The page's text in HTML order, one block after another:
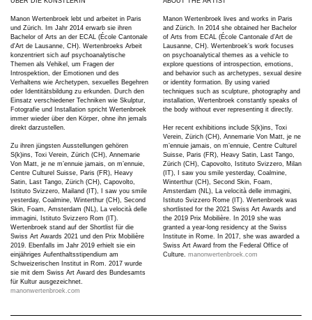
Manon Wertenbroek lebt und arbeitet in Paris
und Zürich. Im Jahr 2014 erwarb sie ihren
Bachelor of Arts an der ECAL (École Cantonale
d'Art de Lausanne, CH). Wertenbroeks Arbeit
konzentriert sich auf psychoanalytische
Themen als Vehikel, um Fragen der
Introspektion, der Emotionen und des
Verhaltens wie Archetypen, sexuelles Begehren
oder Identitätsbildung zu erkunden. Durch den
Einsatz verschiedener Techniken wie Skulptur,
Fotografie und Installation spricht Wertenbroek
immer wieder über den Körper, ohne ihn jemals
direkt darzustellen.
Zu ihren jüngsten Ausstellungen gehören
S(k)ins, Toxi Verein, Zürich (CH), Annemarie
Von Matt, je ne m’ennuie jamais, on m’ennuie,
Centre Culturel Suisse, Paris (FR), Heavy
Satin, Last Tango, Zürich (CH), Capovolto,
Istituto Svizzero, Mailand (IT), I saw you smile
yesterday, Coalmine, Winterthur (CH), Second
Skin, Foam, Amsterdam (NL), La velocità delle
immagini, Istituto Svizzero Rom (IT).
Wertenbroek stand auf der Shortlist für die
Swiss Art Awards 2021 und den Prix Mobilière
2019. Ebenfalls im Jahr 2019 erhielt sie ein
einjähriges Aufenthaltsstipendium am
Schweizerischen Institut in Rom. 2017 wurde
sie mit dem Swiss Art Award des Bundesamts
für Kultur ausgezeichnet.
manonwertenbroek.com
Manon Wertenbroek lives and works in Paris
and Zürich. In 2014 she obtained her Bachelor
of Arts from ECAL (École Cantonale d’Art de
Lausanne, CH). Wertenbroek’s work focuses
on psychoanalytical themes as a vehicle to
explore questions of introspection, emotions,
and behavior such as archetypes, sexual desire
or identity formation. By using varied
techniques such as sculpture, photography and
installation, Wertenbroek constantly speaks of
the body without ever representing it directly.
Her recent exhibitions include S(k)ins, Toxi
Verein, Zürich (CH), Annemarie Von Matt, je ne
m’ennuie jamais, on m’ennuie, Centre Culturel
Suisse, Paris (FR), Heavy Satin, Last Tango,
Zürich (CH), Capovolto, Istituto Svizzero, Milan
(IT), I saw you smile yesterday, Coalmine,
Winterthur (CH), Second Skin, Foam,
Amsterdam (NL), La velocità delle immagini,
Istituto Svizzero Rome (IT). Wertenbroek was
shortlisted for the 2021 Swiss Art Awards and
the 2019 Prix Mobilière. In 2019 she was
granted a year-long residency at the Swiss
Institute in Rome. In 2017, she was awarded a
Swiss Art Award from the Federal Office of
Culture. manonwertenbroek.com